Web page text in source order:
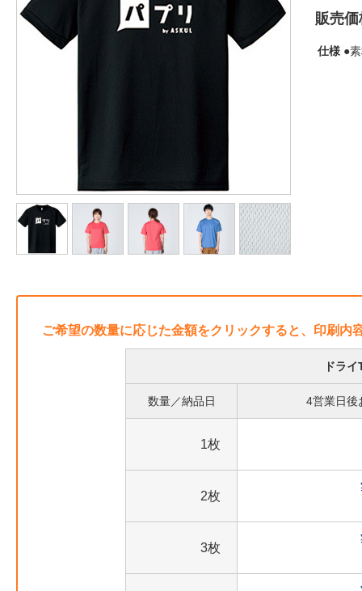
販売価
仕様 ●
ご希望の数量に応じた金額をクリックすると、印刷内
ドラ
数量／納品日 4営業日後
1枚
2枚
3枚